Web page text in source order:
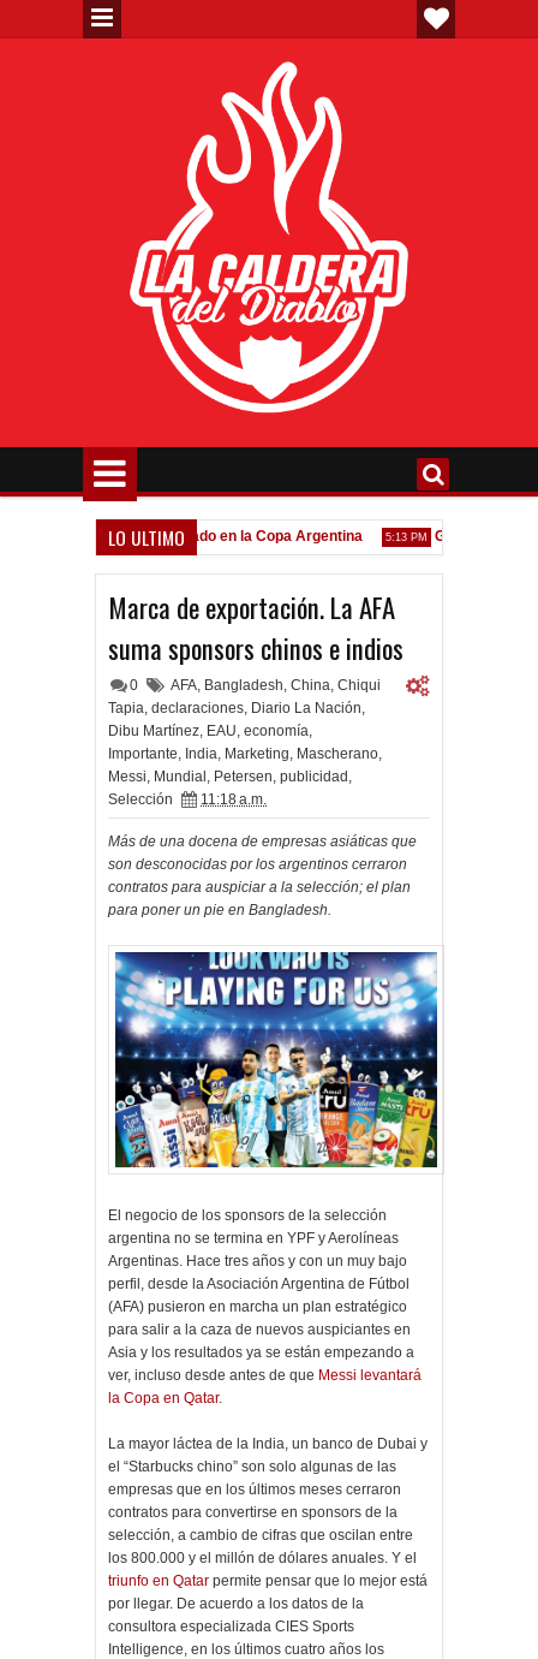
LO ULTIMO
Todo confirmado en la Copa Argentina 5:13 PM
Goleada histórica de
Marca de exportación. La AFA
suma sponsors chinos e indios
0 AFA, Bangladesh, China, Chiqui
Tapia, declaraciones, Diario La Nación,
Dibu Martínez, EAU, economía,
Importante, India, Marketing, Mascherano,
Messi, Mundial , Petersen, publicidad ,
Selección
11:18 a.m.
Más de una docena de empresas asiáticas que
son desconocidas por los argentinos cerraron
contratos para auspiciar a la selección; el plan
para poner un pie en Bangladesh.
El negocio de los sponsors de la selección
argentina no se termina en YPF y Aerolíneas
Argentinas. Hace tres años y con un muy bajo
perfil, desde la Asociación Argentina de Fútbol
(AFA) pusieron en marcha un plan estratégico
para salir a la caza de nuevos auspiciantes en
Asia y los resultados ya se están empezando a
ver, incluso desde antes de que Messi levantará
la Copa en Qatar.
La mayor láctea de la India, un banco de Dubai y
el “Starbucks chino” son solo algunas de las
empresas que en los últimos meses cerraron
contratos para convertirse en sponsors de la
selección, a cambio de cifras que oscilan entre
los 800.000 y el millón de dólares anuales. Y el
triunfo en Qatar permite pensar que lo mejor está
por llegar. De acuerdo a los datos de la
consultora especializada CIES Sports
Intelligence, en los últimos cuatro años los